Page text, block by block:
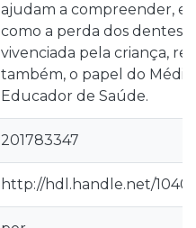
ajudam a compreender,
como a perda dos dentes
vivenciada pela criança,
também, o papel do
Educador de Saúde.
201783347
http://hdl.handle.net/